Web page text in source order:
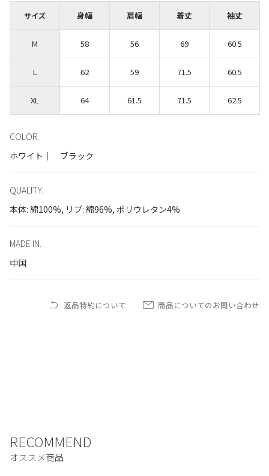
サイズ 身幅 肩幅 着丈 袖丈
M 58 56 69 60.5
L 62 59 71.5 60.5
XL 64 61.5 71.5 62.5
COLOR.
ホワイト｜ ブラック
QUALITY.
本体: 綿100%, リブ: 綿96%, ポリウレタン4%
MADE IN.
中国
返品特約について 商品についてのお問い合わせ